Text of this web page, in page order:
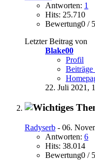
Antworten: 1
Hits: 25.710
Bewertung0 / 5
Letzter Beitrag von
Blake00
Profil
Beiträge
22. Juli 2021,
Radyserb - 06.
Antworten: 6
Hits: 38.014
Bewertung0 / 5